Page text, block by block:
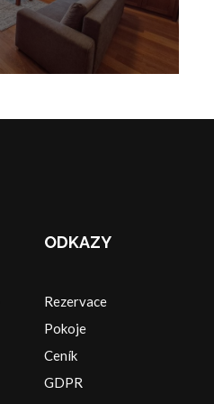
ODKAZY
Rezervace
Pokoje
Ceník
GDPR